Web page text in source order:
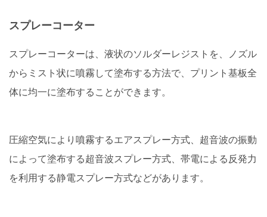
スプレーコーター
スプレーコーターは、液状のソルダーレジストを、ノズル
からミスト状に噴霧して塗布する方法で、プリント基板全
体に均一に塗布することができます。
圧縮空気により噴霧するエアスプレー方式、超音波の振動
によって塗布する超音波スプレー方式、帯電による反発力
を利用する静電スプレー方式などがあります。